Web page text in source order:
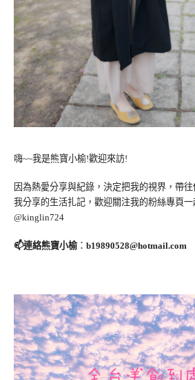
嗨~~我是熊寶小榆!歡迎來訪!
因為熱愛分享與紀錄，決定把我的視界，帶
我分享的生活扎記，歡迎關注我的粉絲專頁一
@kinglin724
📫連絡熊寶小榆： b19890528@hotmail.com